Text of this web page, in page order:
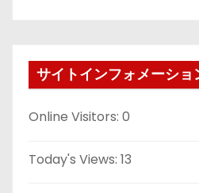
サイトインフォメーショ
Online Visitors: 0
Today's Views: 13